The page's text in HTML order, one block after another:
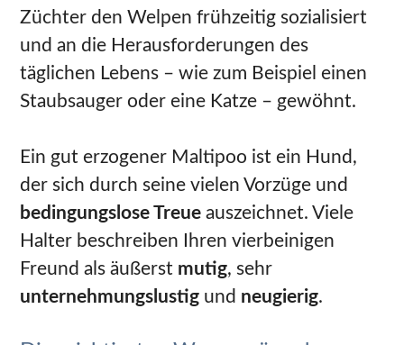
Züchter den Welpen frühzeitig sozialisiert
und an die Herausforderungen des
täglichen Lebens – wie zum Beispiel einen
Staubsauger oder eine Katze – gewöhnt.
Ein gut erzogener Maltipoo ist ein Hund,
der sich durch seine vielen Vorzüge und
bedingungslose Treue auszeichnet. Viele
Halter beschreiben Ihren vierbeinigen
Freund als äußerst mutig, sehr
unternehmungslustig und neugierig.